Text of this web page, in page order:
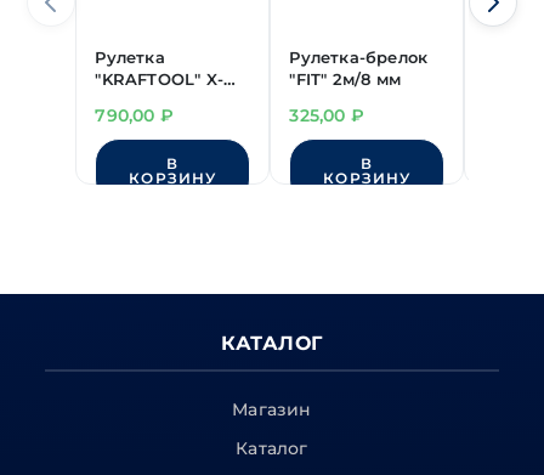
Рулетка
"KRAFTOOL" X-
790,00 ₽
В
КОРЗИНУ
Рулетка-брелок
"FIT" 2м/8 мм
325,00 ₽
В
КОРЗИНУ
КАТАЛОГ
Магазин
Каталог